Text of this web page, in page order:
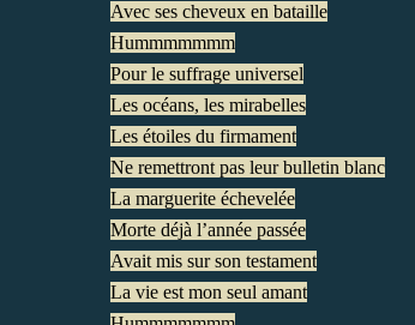
Avec ses cheveux en bataille
Hummmmmmm
Pour le suffrage universel
Les océans, les mirabelles
Les étoiles du firmament
Ne remettront pas leur bulletin blanc
La marguerite échevelée
Morte déjà l’année passée
Avait mis sur son testament
La vie est mon seul amant